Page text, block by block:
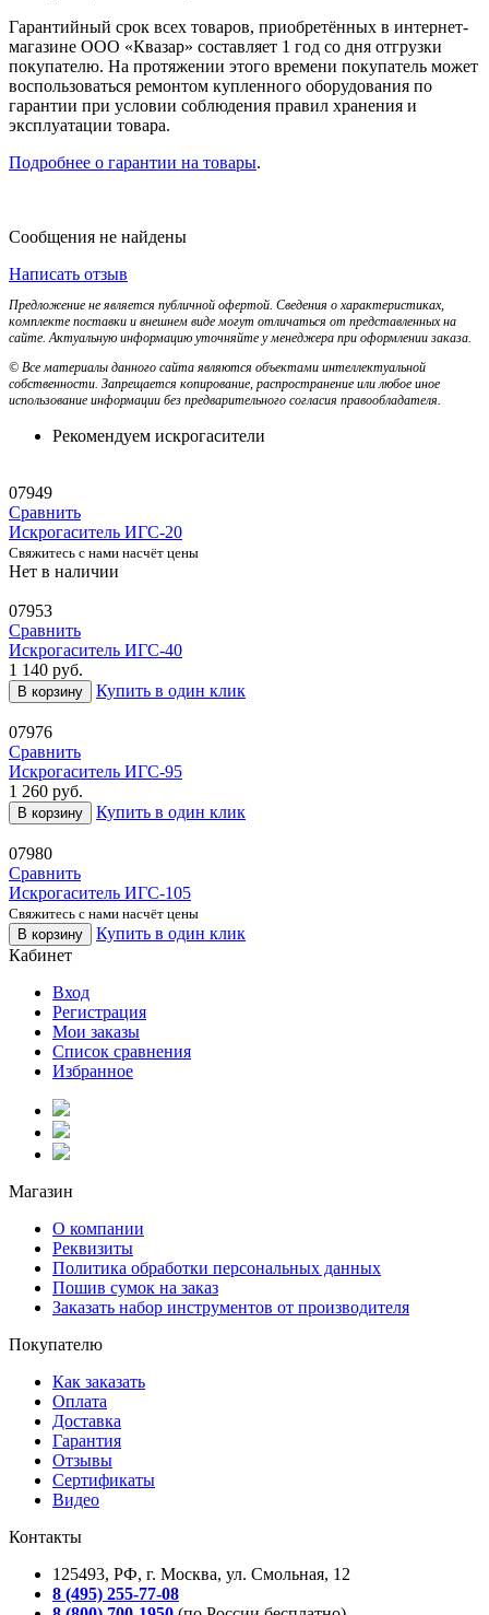
Гарантийный срок всех товаров, приобретённых в интернет-
магазине ООО «Квазар» составляет 1 год со дня отгрузки
покупателю. На протяжении этого времени покупатель может
воспользоваться ремонтом купленного оборудования по
гарантии при условии соблюдения правил хранения и
эксплуатации товара.
Подробнее о гарантии на товары.
Сообщения не найдены
Написать отзыв
Предложение не является публичной офертой. Сведения о характеристиках,
комплекте поставки и внешнем виде могут отличаться от представленных на
сайте. Актуальную информацию уточняйте у менеджера при оформлении заказа.
© Все материалы данного сайта являются объектами интеллектуальной
собственности. Запрещается копирование, распространение или любое иное
использование информации без предварительного согласия правообладателя.
Рекомендуем искрогасители
07949
Сравнить
Искрогаситель ИГС-20
Свяжитесь с нами насчёт цены
Нет в наличии
07953
Сравнить
Искрогаситель ИГС-40
1 140 руб.
В корзину Купить в один клик
07976
Сравнить
Искрогаситель ИГС-95
1 260 руб.
В корзину Купить в один клик
07980
Сравнить
Искрогаситель ИГС-105
Свяжитесь с нами насчёт цены
В корзину
Купить в один клик
Кабинет
Вход
Регистрация
Мои заказы
Список сравнения
Избранное
Магазин
О компании
Реквизиты
Политика обработки персональных данных
Пошив сумок на заказ
Заказать набор инструментов от производителя
Покупателю
Как заказать
Оплата
Доставка
Гарантия
Отзывы
Сертификаты
Видео
Контакты
125493, РФ, г. Москва, ул. Смольная, 12
8 (495) 255-77-08